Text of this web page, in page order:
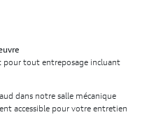
pour tout entreposage incluant
dans notre salle mécanique
accessible pour votre entretien